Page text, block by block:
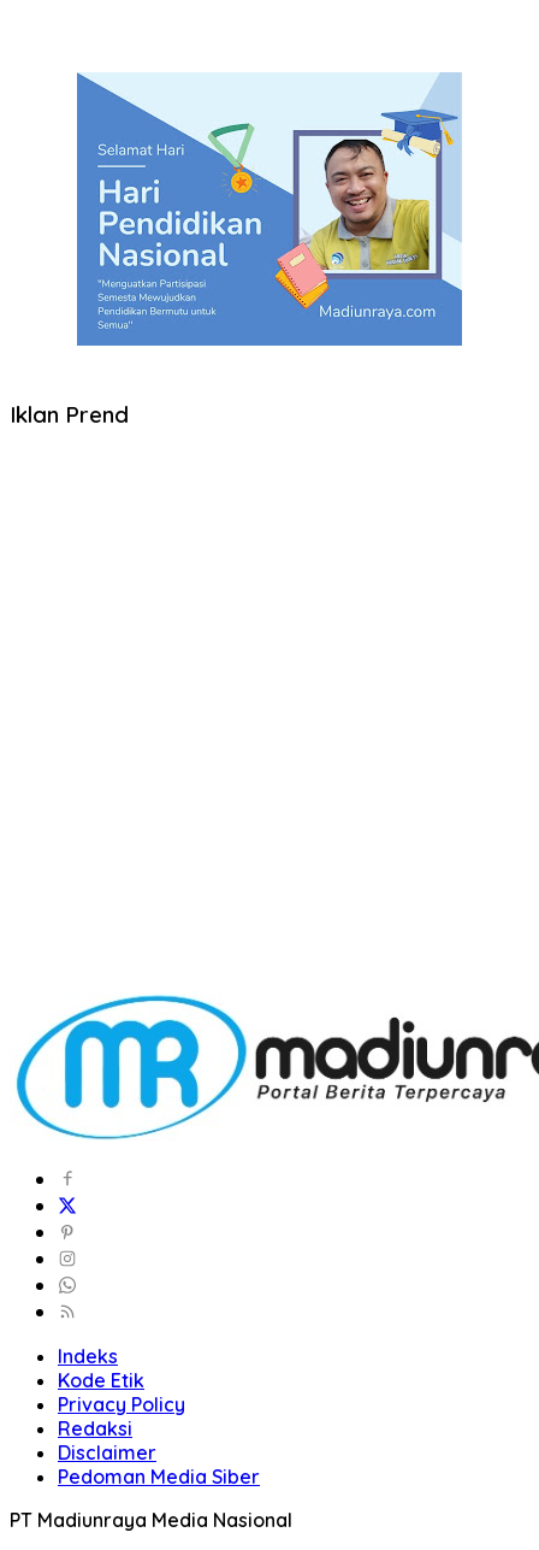
Iklan Prend
Indeks
Kode Etik
Privacy Policy
Redaksi
Disclaimer
Pedoman Media Siber
PT Madiunraya Media Nasional